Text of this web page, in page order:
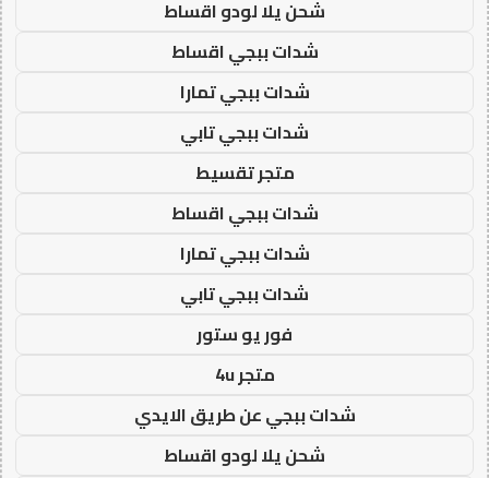
شحن يلا لودو اقساط
شدات ببجي اقساط
شدات ببجي تمارا
شدات ببجي تابي
متجر تقسيط
شدات ببجي اقساط
شدات ببجي تمارا
شدات ببجي تابي
فور يو ستور
متجر 4u
شدات ببجي عن طريق الايدي
شحن يلا لودو اقساط